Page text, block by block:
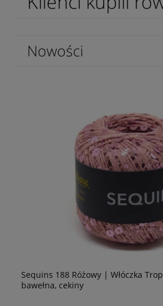
Nowości
Sequins 188 Różowy | Włóczka
bawełna, cekiny